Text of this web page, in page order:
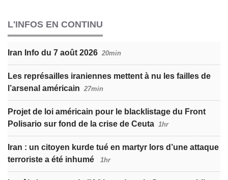
L'INFOS EN CONTINU
Iran Info du 7 août 2026 20min
Les représailles iraniennes mettent à nu les failles de
l’arsenal américain 27min
Projet de loi américain pour le blacklistage du Front
Polisario sur fond de la crise de Ceuta 1hr
Iran : un citoyen kurde tué en martyr lors d’une attaque
terroriste a été inhumé
1hr